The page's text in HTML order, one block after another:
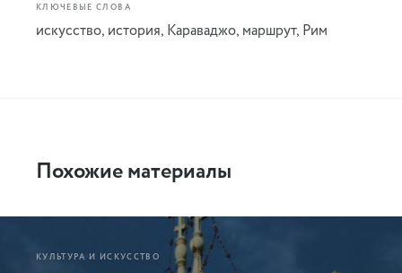
КЛЮЧЕВЫЕ СЛОВА
искусство, история, Караваджо, маршрут, Рим
Похожие материалы
КУЛЬТУРА И ИСКУССТВО